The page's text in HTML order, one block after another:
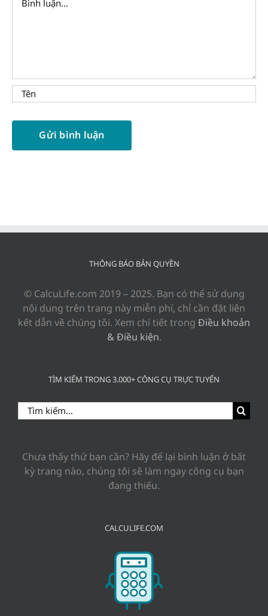
THÔNG BÁO BẢN QUYỀN
© CalcuLife.com 2019 – 2025. Bạn có thể sử dụng
nội dung trên trang này miễn phí, chỉ cần đặt liên
kết dẫn về chúng tôi. Xem chi tiết trong Điều khoản
& Điều kiện.
TÌM KIẾM TRONG 3.000+ CÔNG CỤ TRỰC TUYẾN
Search
for:
Chưa thấy thứ bạn cần? Hãy để lại bình luận ở bất
kỳ trang nào, chúng tôi sẽ làm ngay công cụ bạn
đang thiếu.
CALCULIFE.COM